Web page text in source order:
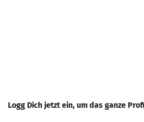
Logg Dich jetzt ein, um das ganze